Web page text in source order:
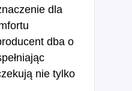
dla
dba o
nie tylko